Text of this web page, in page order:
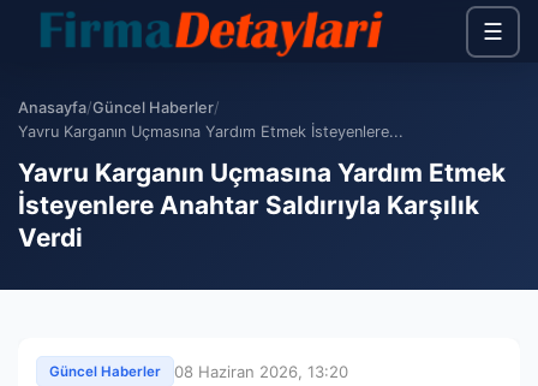
☰
Anasayfa/Güncel Haberler/
Yavru Karganın Uçmasına Yardım Etmek İsteyenlere...
Yavru Karganın Uçmasına Yardım Etmek
İsteyenlere Anahtar Saldırıyla Karşılık
Verdi
Güncel Haberler
08 Haziran 2026, 13:20